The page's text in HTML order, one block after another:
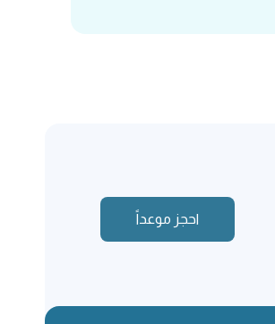
احجز موعداً